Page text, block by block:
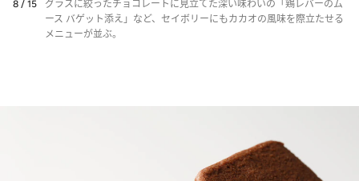
8 / 15
グラスに絞ったチョコレートに見立てた深い味わいの「鶏レバーのム
ース バゲット添え」など、セイボリーにもカカオの風味を際立たせる
メニューが並ぶ。